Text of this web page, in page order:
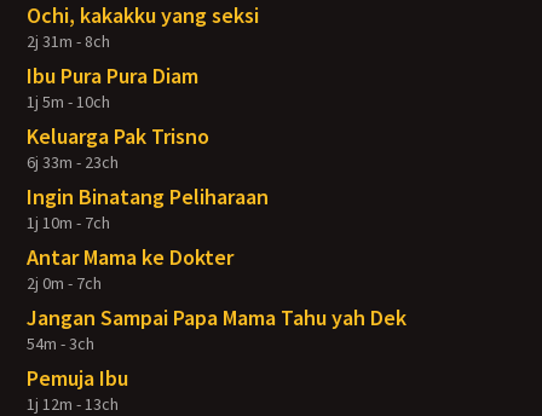
Ochi, kakakku yang seksi
2j 31m - 8ch
Ibu Pura Pura Diam
1j 5m - 10ch
Keluarga Pak Trisno
6j 33m - 23ch
Ingin Binatang Peliharaan
1j 10m - 7ch
Antar Mama ke Dokter
2j 0m - 7ch
Jangan Sampai Papa Mama Tahu yah Dek
54m - 3ch
Pemuja Ibu
1j 12m - 13ch